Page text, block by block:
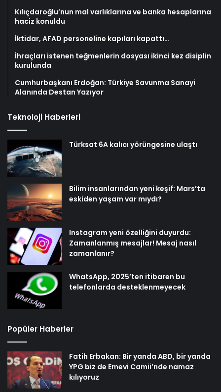
Kılıçdaroğlu’nun mal varlıklarına ve banka hesaplarına
haciz konuldu
İktidar, AFAD personeline kapıları kapattı…
İhraçları istenen teğmenlerin dosyası ikinci kez disiplin
kurulunda
Cumhurbaşkanı Erdoğan: Türkiye Savunma Sanayi
Alanında Destan Yazıyor
Teknoloji Haberleri
Türksat 6A kalıcı yörüngesine ulaştı
Bilim insanlarından yeni keşif: Mars’ta
eskiden yaşam var mıydı?
Instagram yeni özelliğini duyurdu:
Zamanlanmış mesajlar! Mesaj nasıl
zamanlanır?
WhatsApp, 2025’ten itibaren bu
telefonlarda desteklenmeyecek
Popüler Haberler
Fatih Erbakan: Bir yanda ABD, bir yanda
YPG biz de Emevi Camii’nde namaz
kılıyoruz